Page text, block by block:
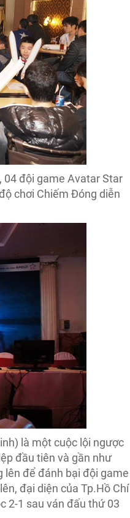
04 đội game Avatar Star
chơi Chiếm Đóng diễn
là một cuộc lội ngược
đầu tiên và gần như
lên để đánh bại đội game
đại diện của Tp.Hồ Chí
2-1 sau ván đấu thứ 03